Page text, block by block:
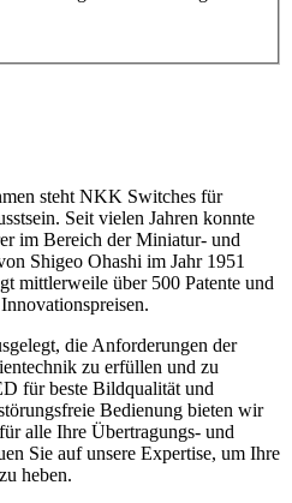
steht NKK Switches für
Seit vielen Jahren konnte
im Bereich der Miniatur- und
Shigeo Ohashi im Jahr 1951
mittlerweile über 500 Patente und
die Anforderungen der
zu erfüllen und zu
für beste Bildqualität und
Bedienung bieten wir
alle Ihre Übertragungs- und
Sie auf unsere Expertise, um Ihre
heben.